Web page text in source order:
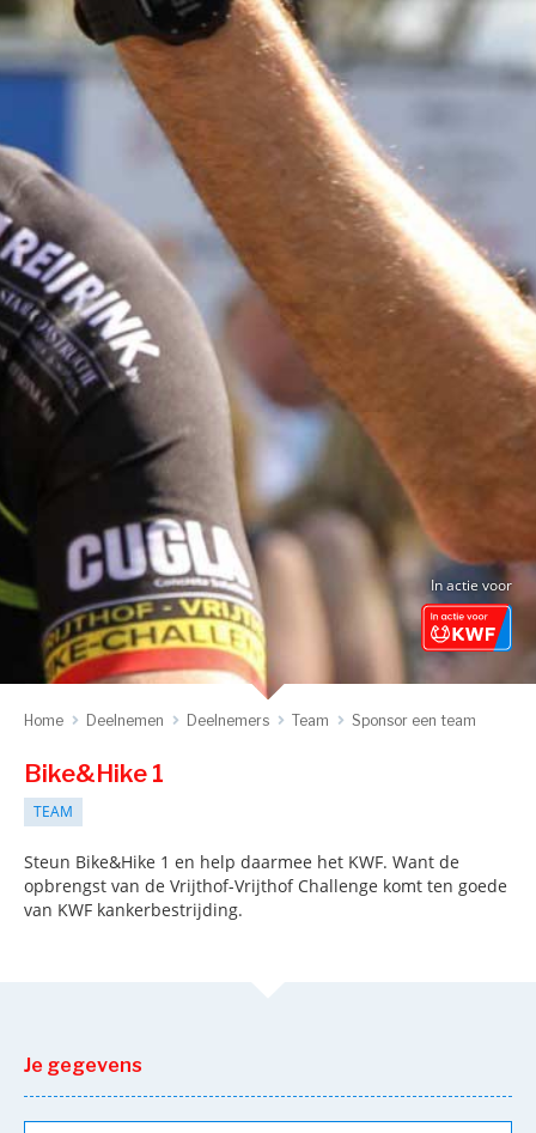
In actie voor
Home Deelnemen Deelnemers Team Sponsor een team
Bike&Hike 1
TEAM
Steun Bike&Hike 1 en help daarmee het KWF. Want de
opbrengst van de Vrijthof-Vrijthof Challenge komt ten goede
van KWF kankerbestrijding.
Je gegevens